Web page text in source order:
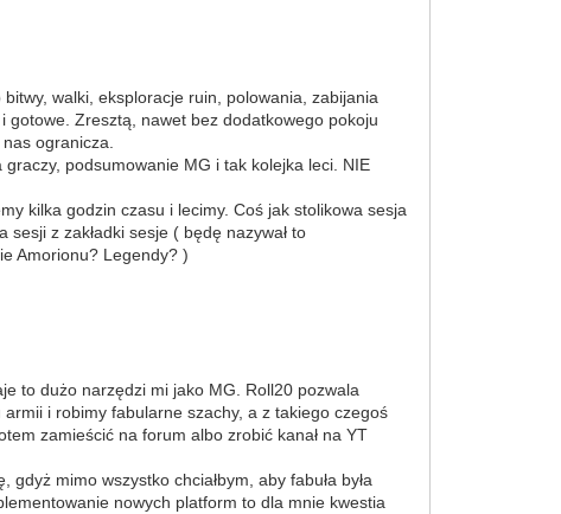
walki, eksploracje ruin, polowania, zabijania
gotowe. Zresztą, nawet bez dodatkowego pokoju
ogranicza.
podsumowanie MG i tak kolejka leci. NIE
kilka godzin czasu i lecimy. Coś jak stolikowa sesja
z zakładki sesje ( będę nazywał to
Amorionu? Legendy? )
to dużo narzędzi mi jako MG. Roll20 pozwala
i robimy fabularne szachy, a z takiego czegoś
zamieścić na forum albo zrobić kanał na YT
mimo wszystko chciałbym, aby fabuła była
nowych platform to dla mnie kwestia